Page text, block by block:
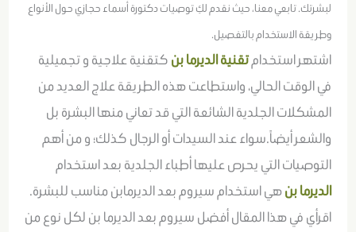
لبشرتك. تابعي معنا، حيث نقدم لكِ توصيات دكتورة أسماء حجازي حول الأنواع
وطريقة الاستخدام بالتفصيل.
اشتهر استخدامتقنية الديرما بن كتقنية علاجية و تجميلية
في الوقت الحالي، واستطاعت هذه الطريقة علاج العديد من
المشكلات الجلدية الشائعة التي قد تعاني منها البشرة بل
والشعر أيضاً.سواء عند السيدات أو الرجال كذلك؛ و من أهم
التوصيات التي يحرص عليها أطباء الجلدية بعد استخدام
الديرما بنهي استخدام سيروم بعد الديرمابن مناسب للبشرة.
اقرأي في هذا المقال أفضل سيروم بعد الديرما بن لكل نوع من